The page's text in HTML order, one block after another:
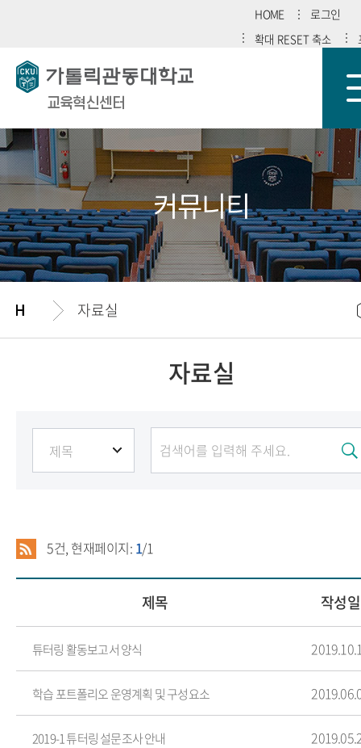
HOME 로그인
확대 RESET축소
교육혁신센터
커뮤니티
자료실
자료실
5건, 현재페이지: 1/1
제목 작성일
튜터링 활동보고서 양식
학습 포트폴리오 운영계획 및 구성요소
2019-1 튜터링 설문조사 안내